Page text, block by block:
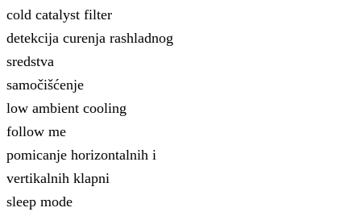
cold catalyst filter
detekcija curenja rashladnog
sredstva
samočišćenje
low ambient cooling
follow me
pomicanje horizontalnih i
vertikalnih klapni
sleep mode